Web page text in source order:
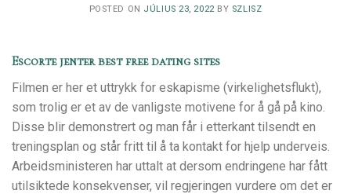
POSTED ON JÚLIUS 23, 2022 BY SZLISZ
Escorte jenter best free dating sites
Filmen er her et uttrykk for eskapisme (virkelighetsflukt),
som trolig er et av de vanligste motivene for å gå på kino.
Disse blir demonstrert og man får i etterkant tilsendt en
treningsplan og står fritt til å ta kontakt for hjelp underveis.
Arbeidsministeren har uttalt at dersom endringene har fått
utilsiktede konsekvenser, vil regjeringen vurdere om det er